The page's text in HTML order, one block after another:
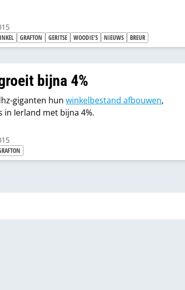
GRAFTON GERITSE WOODIE'S NIEUWS BREUR
bijna 4%
giganten hunwinkelbestand afbouwen,
in Ierland met bijna 4%.